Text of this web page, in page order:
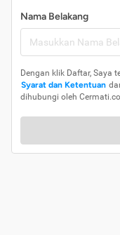
Nama Belakang
Dengan klik Daftar, Saya
Syarat dan Ketentuan
dihubungi oleh